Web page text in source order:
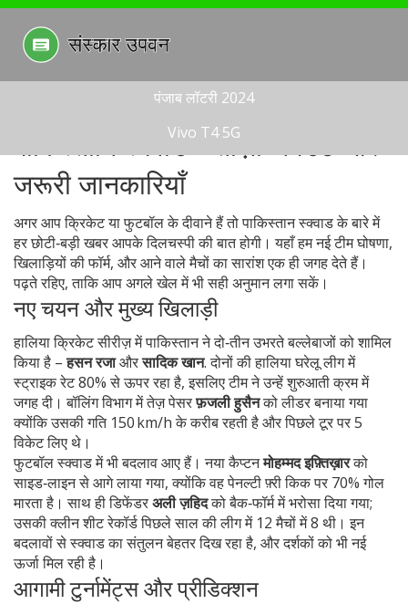
पंजाब लॉटरी 2024
Vivo T4 5G
पाकिस्तानि स्क्वाड – ताज़ा अपडेट और
जरूरी जानकारियाँ
अगर आप क्रिकेट या फुटबॉल के दीवाने हैं तो पाकिस्तान स्क्वाड के बारे में
हर छोटी‑बड़ी खबर आपके दिलचस्पी की बात होगी। यहाँ हम नई टीम घोषणा,
खिलाड़ियों की फॉर्म, और आने वाले मैचों का सारांश एक ही जगह देते हैं।
पढ़ते रहिए, ताकि आप अगले खेल में भी सही अनुमान लगा सकें।
नए चयन और मुख्य खिलाड़ी
हालिया क्रिकेट सीरीज़ में पाकिस्तान ने दो‑तीन उभरते बल्लेबाजों को शामिल
किया है –हसन रजाऔरसादिक खान. दोनों की हालिया घरेलू लीग में
स्ट्राइक रेट 80% से ऊपर रहा है, इसलिए टीम ने उन्हें शुरुआती क्रम में
जगह दी। बॉलिंग विभाग में तेज़ पेसरफ़जली हुसैनको लीडर बनाया गया
क्योंकि उसकी गति 150 km/h के करीब रहती है और पिछले टूर पर 5
विकेट लिए थे।
फुटबॉल स्क्वाड में भी बदलाव आए हैं। नया कैप्टनमोहम्मद इफ़्तिख़ारको
साइड‑लाइन से आगे लाया गया, क्योंकि वह पेनल्टी फ़्री किक पर 70% गोल
मारता है। साथ ही डिफेंडरअली ज़हिदको बैक‑फॉर्म में भरोसा दिया गया;
उसकी क्लीन शीट रेकॉर्ड पिछले साल की लीग में 12 मैचों में 8 थी। इन
बदलावों से स्क्वाड का संतुलन बेहतर दिख रहा है, और दर्शकों को भी नई
ऊर्जा मिल रही है।
आगामी टुर्नामेंट्स और प्रीडिक्शन